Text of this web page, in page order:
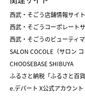
父の日
クリスマスケーキ
ホワイトデー
和菓子
人気のギフト
バレンタイン
おせち
フード
西武・そごう店舗情報サイト
西武・そごうコーポレート
西武・そごうのビューティ
SALON COCOLE（サロン コ
CHOOSEBASE SHIBUYA
ふるさと納税「ふるさと百貨
e.デパート X公式アカウント